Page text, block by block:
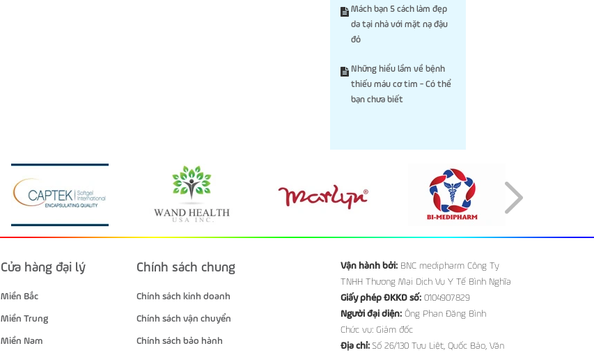
Mách bạn 5 cách làm đẹp
da tại nhà với mặt nạ đậu
đỏ
Những hiểu lầm về bệnh
thiếu máu cơ tim - Có thể
bạn chưa biết
Cửa hàng đại lý
Miền Bắc
Miền Trung
Miền Nam
Chính sách chung
Chính sách kinh doanh
Chính sách vận chuyển
Chính sách bảo hành
Vận hành bởi: BNC medipharm Công Ty
TNHH Thương Mại Dịch Vụ Y Tế Bình Nghĩa
Giấy phép ĐKKD số: 0104907829
Người đại diện: Ông Phan Đăng Bình
Chức vụ: Giám đốc
Địa chỉ: Số 26/130 Tựu Liệt, Quốc Bảo, Văn